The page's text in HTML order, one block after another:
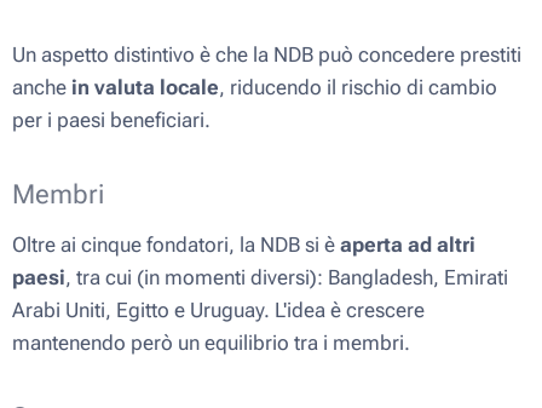
Un aspetto distintivo è che la NDB può concedere prestiti
anche in valuta locale, riducendo il rischio di cambio
per i paesi beneficiari.
Membri
Oltre ai cinque fondatori, la NDB si è aperta ad altri
paesi, tra cui (in momenti diversi): Bangladesh, Emirati
Arabi Uniti, Egitto e Uruguay. L'idea è crescere
mantenendo però un equilibrio tra i membri.